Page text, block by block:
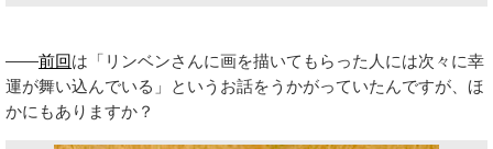
――前回は「リンベンさんに画を描いてもらった人には次々に幸
運が舞い込んでいる」というお話をうかがっていたんですが、ほ
かにもありますか？